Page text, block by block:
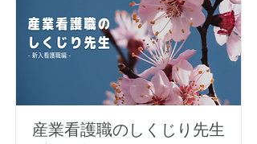
産業看護職のしくじり先生